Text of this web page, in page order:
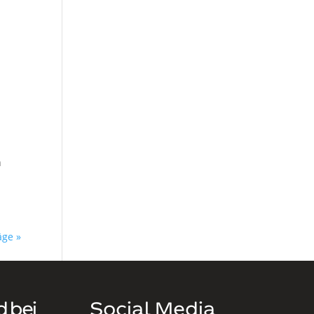
»
bei Social Media